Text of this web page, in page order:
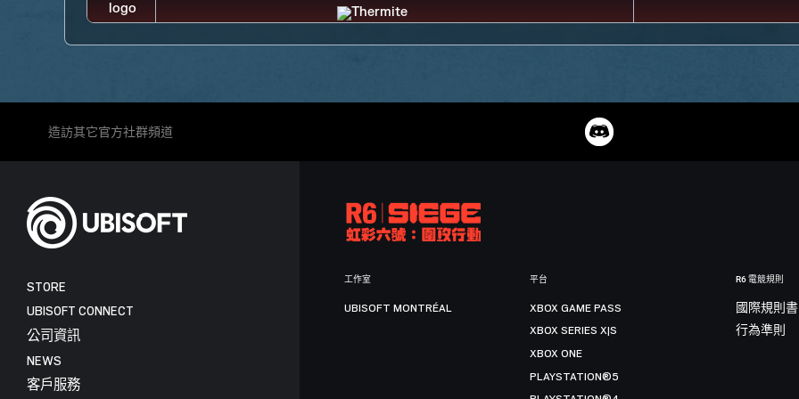
造訪其它官方社群頻道
STORE
UBISOFT CONNECT
公司資訊
NEWS
客戶服務
工作室
UBISOFT MONTRÉAL
平台
XBOX GAME PASS
XBOX SERIES X|S
XBOX ONE
PLAYSTATION®5
R6 電競規則
國際規則書
行為準則